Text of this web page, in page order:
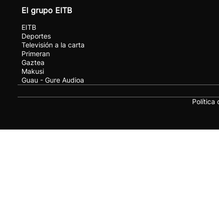
El grupo EITB
EITB
Deportes
Televisión a la carta
Primeran
Gaztea
Makusi
Guau - Gure Audioa
Política